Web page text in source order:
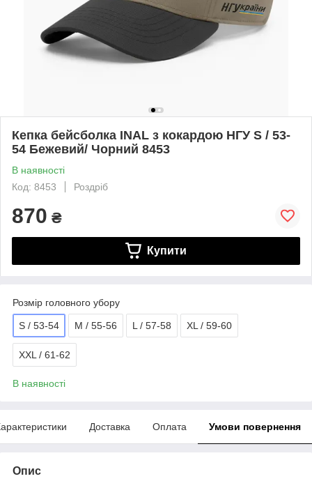
Кепка бейсболка INAL з кокардою НГУ S / 53-
54 Бежевий/ Чорний 8453
В наявності
Код: 8453
Роздріб
870 ₴
Купити
Розмір головного убору
S / 53-54 M / 55-56 L / 57-58 XL / 59-60
XXL / 61-62
В наявності
Доставка Оплата Умови повернення
Опис